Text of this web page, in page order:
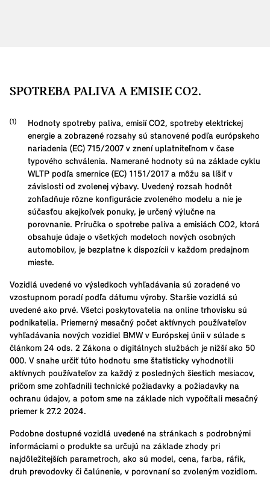
SPOTREBA PALIVA A EMISIE CO2.
Hodnoty spotreby paliva, emisií CO2, spotreby elektrickej
energie a zobrazené rozsahy sú stanovené podľa európskeho
nariadenia (EC) 715/2007 v znení uplatniteľnom v čase
typového schválenia. Namerané hodnoty sú na základe cyklu
WLTP podľa smernice (EC) 1151/2017 a môžu sa líšiť v
závislosti od zvolenej výbavy. Uvedený rozsah hodnôt
zohľadňuje rôzne konfigurácie zvoleného modelu a nie je
súčasťou akejkoľvek ponuky, je určený výlučne na
porovnanie. Príručka o spotrebe paliva a emisiách CO2, ktorá
obsahuje údaje o všetkých modeloch nových osobných
automobilov, je bezplatne k dispozícii v každom predajnom
mieste.
Vozidlá uvedené vo výsledkoch vyhľadávania sú zoradené vo
vzostupnom poradí podľa dátumu výroby. Staršie vozidlá sú
uvedené ako prvé. Všetci poskytovatelia na online trhovisku sú
podnikatelia. Priemerný mesačný počet aktívnych používateľov
vyhľadávania nových vozidiel BMW v Európskej únii v súlade s
článkom 24 ods. 2 Zákona o digitálnych službách je nižší ako 50
000. V snahe určiť túto hodnotu sme štatisticky vyhodnotili
aktívnych používateľov za každý z posledných šiestich mesiacov,
pričom sme zohľadnili technické požiadavky a požiadavky na
ochranu údajov, a potom sme na základe nich vypočítali mesačný
priemer k 27.2 2024.
Podobne dostupné vozidlá uvedené na stránkach s podrobnými
informáciami o produkte sa určujú na základe zhody pri
najdôležitejších parametroch, ako sú model, cena, farba, ráfik,
druh prevodovky či čalúnenie, v porovnaní so zvoleným vozidlom.